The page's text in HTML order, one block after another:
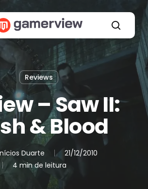
search
Reviews
– Saw II:
& Blood
Duarte
21/12/2010
4 min de leitura